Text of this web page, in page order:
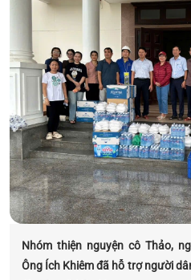
Nhóm thiện nguyện cô Thảo,
Ông Ích Khiêm đã hỗ trợ người